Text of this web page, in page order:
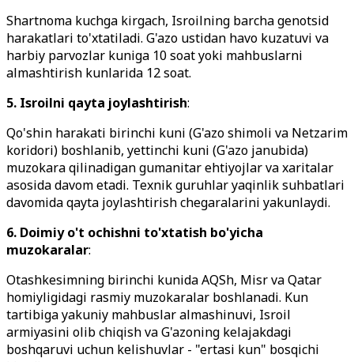
Shartnoma kuchga kirgach, Isroilning barcha genotsid
harakatlari to'xtatiladi. G'azo ustidan havo kuzatuvi va
harbiy parvozlar kuniga 10 soat yoki mahbuslarni
almashtirish kunlarida 12 soat.
5. Isroilni qayta joylashtirish:
Qo'shin harakati birinchi kuni (G'azo shimoli va Netzarim
koridori) boshlanib, yettinchi kuni (G'azo janubida)
muzokara qilinadigan gumanitar ehtiyojlar va xaritalar
asosida davom etadi. Texnik guruhlar yaqinlik suhbatlari
davomida qayta joylashtirish chegaralarini yakunlaydi.
6. Doimiy o't ochishni to'xtatish bo'yicha
muzokaralar:
Otashkesimning birinchi kunida AQSh, Misr va Qatar
homiyligidagi rasmiy muzokaralar boshlanadi. Kun
tartibiga yakuniy mahbuslar almashinuvi, Isroil
armiyasini olib chiqish va G'azoning kelajakdagi
boshqaruvi uchun kelishuvlar - "ertasi kun" bosqichi